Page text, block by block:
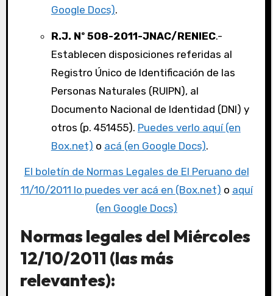
Google Docs).
R.J. Nº 508-2011-JNAC/RENIEC.-
Establecen disposiciones referidas al
Registro Único de Identificación de las
Personas Naturales (RUIPN), al
Documento Nacional de Identidad (DNI) y
otros (p. 451455). Puedes verlo aquí (en
Box.net) o acá (en Google Docs).
El boletín de Normas Legales de El Peruano del
11/10/2011 lo puedes ver acá en (Box.net) o aquí
(en Google Docs)
Normas legales del Miércoles
12/10/2011 (las más
relevantes):